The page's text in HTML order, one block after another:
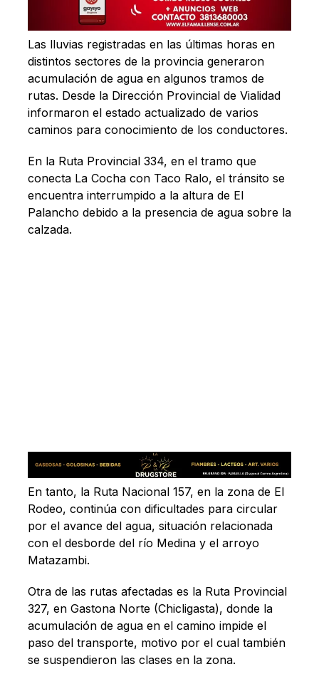
Las lluvias registradas en las últimas horas en
distintos sectores de la provincia generaron
acumulación de agua en algunos tramos de
rutas. Desde la Dirección Provincial de Vialidad
informaron el estado actualizado de varios
caminos para conocimiento de los conductores.
En la Ruta Provincial 334, en el tramo que
conecta La Cocha con Taco Ralo, el tránsito se
encuentra interrumpido a la altura de El
Palancho debido a la presencia de agua sobre la
calzada.
En tanto, la Ruta Nacional 157, en la zona de El
Rodeo, continúa con dificultades para circular
por el avance del agua, situación relacionada
con el desborde del río Medina y el arroyo
Matazambi.
Otra de las rutas afectadas es la Ruta Provincial
327, en Gastona Norte (Chicligasta), donde la
acumulación de agua en el camino impide el
paso del transporte, motivo por el cual también
se suspendieron las clases en la zona.